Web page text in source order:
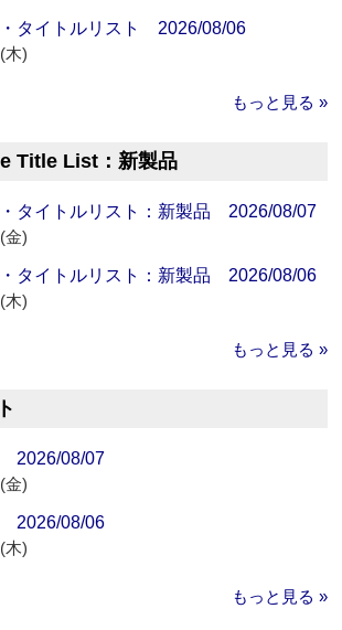
タイトルリスト 2026/08/06
木)
もっと見る »
Title List：新製品
タイトルリスト：新製品 2026/08/07
金)
タイトルリスト：新製品 2026/08/06
木)
もっと見る »
2026/08/07
金)
2026/08/06
木)
もっと見る »